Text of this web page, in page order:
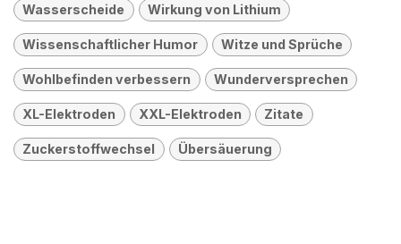
Wasserscheide Wirkung von Lithium
Wissenschaftlicher Humor Witze und Sprüche
Wohlbefinden verbessern Wunderversprechen
XL-Elektroden XXL-Elektroden Zitate
Zuckerstoffwechsel Übersäuerung